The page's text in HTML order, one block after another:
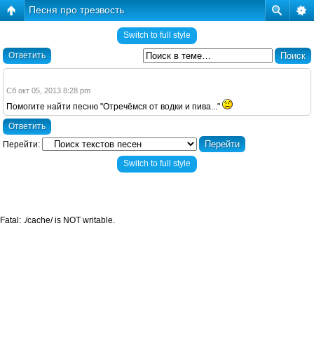
Песня про трезвость
Switch to full style
Ответить
Сб окт 05, 2013 8:28 pm
Помогите найти песню "Отречёмся от водки и пива..."
Ответить
Перейти:
Switch to full style
Fatal: ./cache/ is NOT writable.